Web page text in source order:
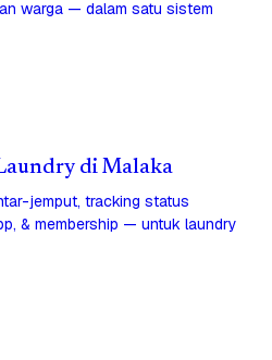
warga — dalam satu sistem
di Malaka
jemput, tracking status
& membership — untuk laundry